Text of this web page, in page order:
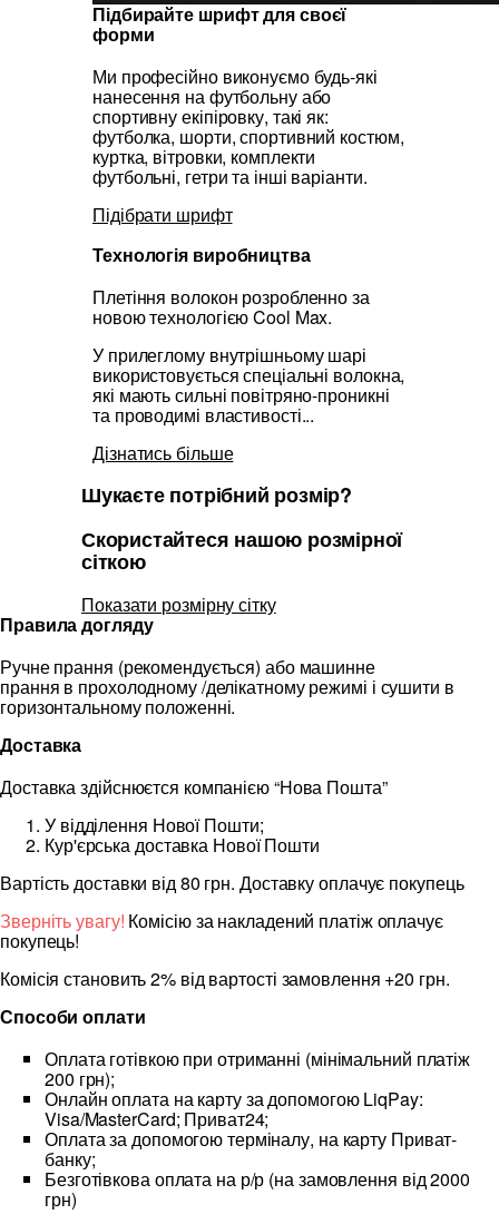
Підбирайте шрифт для своєї
форми
Ми професійно виконуємо будь-які
нанесення на футбольну або
спортивну екіпіровку, такі як:
футболка, шорти, спортивний костюм,
куртка, вітровки, комплекти
футбольні, гетри та інші варіанти.
Підібрати шрифт
Технологія виробництва
Плетіння волокон розробленно за
новою технологією Cool Max.
У прилеглому внутрішньому шарі
використовується спеціальні волокна,
які мають сильні повітряно-проникні
та проводимі властивості...
Дізнатись більше
Шукаєте потрібний розмір?
Скористайтеся нашою розмірної
сіткою
Показати розмірну сітку
Правила догляду
Ручне прання (рекомендується) або машинне
прання в прохолодному /делікатному режимі і сушити в
горизонтальному положенні.
Доставка
Доставка здійснюєтся компанією “Нова Пошта”
У відділення Нової Пошти;
Кур'єрська доставка Нової Пошти
Вартість доставки від 80 грн. Доставку оплачує покупець
Зверніть увагу! Комісію за накладений платіж оплачує
покупець!
Комісія становить 2% від вартості замовлення +20 грн.
Способи оплати
Оплата готівкою при отриманні (мінімальний платіж
200 грн);
Онлайн оплата на карту за допомогою LiqPay:
Visa/MasterCard; Приват24;
Оплата за допомогою терміналу, на карту Приват-
банку;
Безготівкова оплата на р/р (на замовлення від 2000
грн)